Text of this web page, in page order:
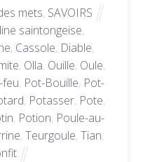
mets, SAVOIRS
saintongeise,
, Cassole, Diable,
, Olla, Ouille, Oule,
feu, Pot-Bouille, Pot-
, Potasser, Pote,
, Potion, Poule-au-
, Teurgoule, Tian,